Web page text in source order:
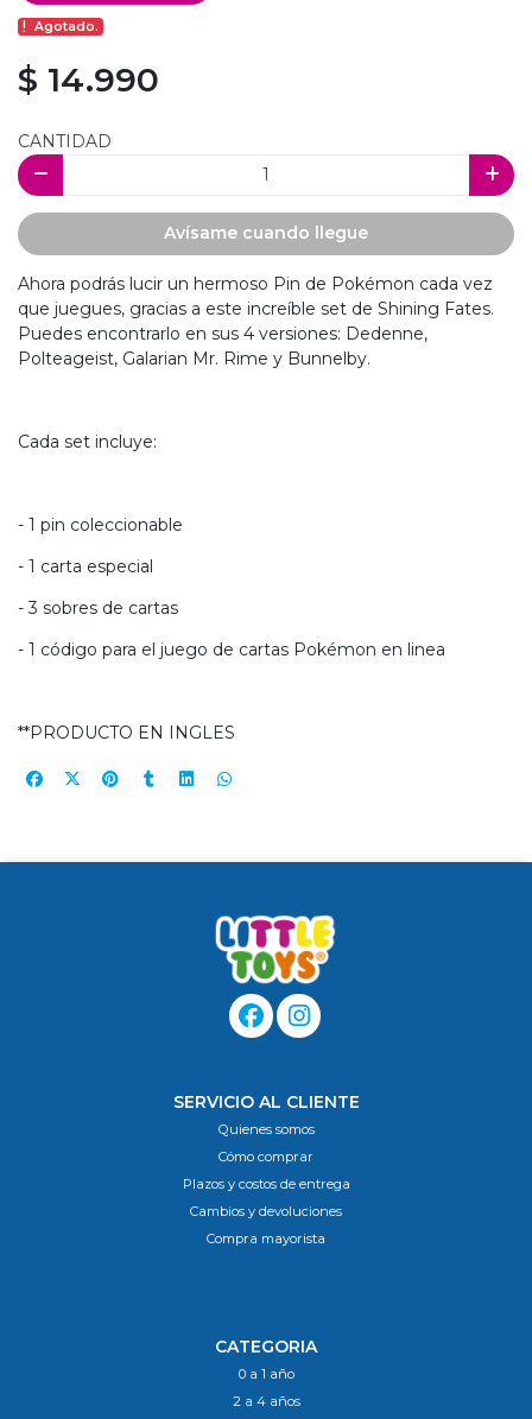
Agotado.
$ 14.990
CANTIDAD
Avísame cuando llegue
Ahora podrás lucir un hermoso Pin de Pokémon cada vez
que juegues, gracias a este increíble set de Shining Fates.
Puedes encontrarlo en sus 4 versiones: Dedenne,
Polteageist, Galarian Mr. Rime y Bunnelby.
Cada set incluye:
- 1 pin coleccionable
- 1 carta especial
- 3 sobres de cartas
- 1 código para el juego de cartas Pokémon en linea
**PRODUCTO EN INGLES
SERVICIO AL CLIENTE
Quienes somos
Cómo comprar
Plazos y costos de entrega
Cambios y devoluciones
Compra mayorista
CATEGORIA
0 a 1 año
2 a 4 años